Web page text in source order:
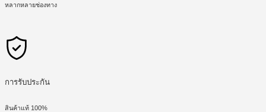
หลากหลายช่องทาง
การรับประกัน
สินค้าแท้ 100%